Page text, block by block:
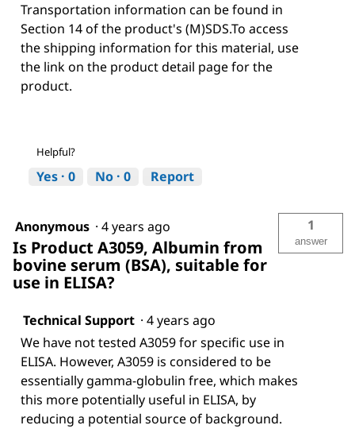
Transportation information can be found in
Section 14 of the product's (M)SDS.To access
the shipping information for this material, use
the link on the product detail page for the
product.
Helpful?
Yes · 0 No · 0 Report
Anonymous · 4 years ago
Is Product A3059, Albumin from
bovine serum (BSA), suitable for
use in ELISA?
1
answer
Technical Support · 4 years ago
We have not tested A3059 for specific use in
ELISA. However, A3059 is considered to be
essentially gamma-globulin free, which makes
this more potentially useful in ELISA, by
reducing a potential source of background.